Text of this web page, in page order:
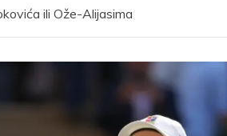
ili Ože-Alijasima